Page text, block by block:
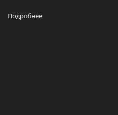
Подробнее